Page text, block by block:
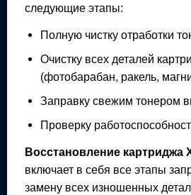
следующие этапы:
Полную чистку отработки
Очистку всех деталей
(фотобарабан, ракель,
Заправку свежим тонером
Проверку
Восстановление картриджа
включает в себя все этапы
замену всех изношенных